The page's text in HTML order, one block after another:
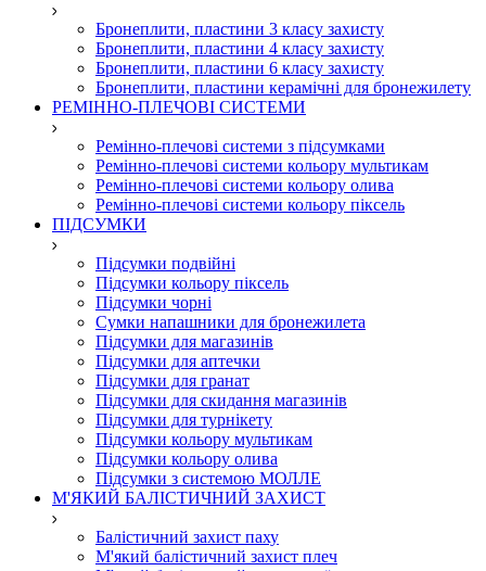
Бронеплити, пластини 3 класу захисту
Бронеплити, пластини 4 класу захисту
Бронеплити, пластини 6 класу захисту
Бронеплити, пластини керамічні для бронежилету
РЕМІННО-ПЛЕЧОВІ СИСТЕМИ
Ремінно-плечові системи з підсумками
Ремінно-плечові системи кольору мультикам
Ремінно-плечові системи кольору олива
Ремінно-плечові системи кольору піксель
ПІДСУМКИ
Підсумки подвійні
Підсумки кольору піксель
Підсумки чорні
Сумки напашники для бронежилета
Підсумки для магазинів
Підсумки для аптечки
Підсумки для гранат
Підсумки для скидання магазинів
Підсумки для турнікету
Підсумки кольору мультикам
Підсумки кольору олива
Підсумки з системою МОЛЛЕ
М'ЯКИЙ БАЛІСТИЧНИЙ ЗАХИСТ
Балістичний захист паху
М'який балістичний захист плеч